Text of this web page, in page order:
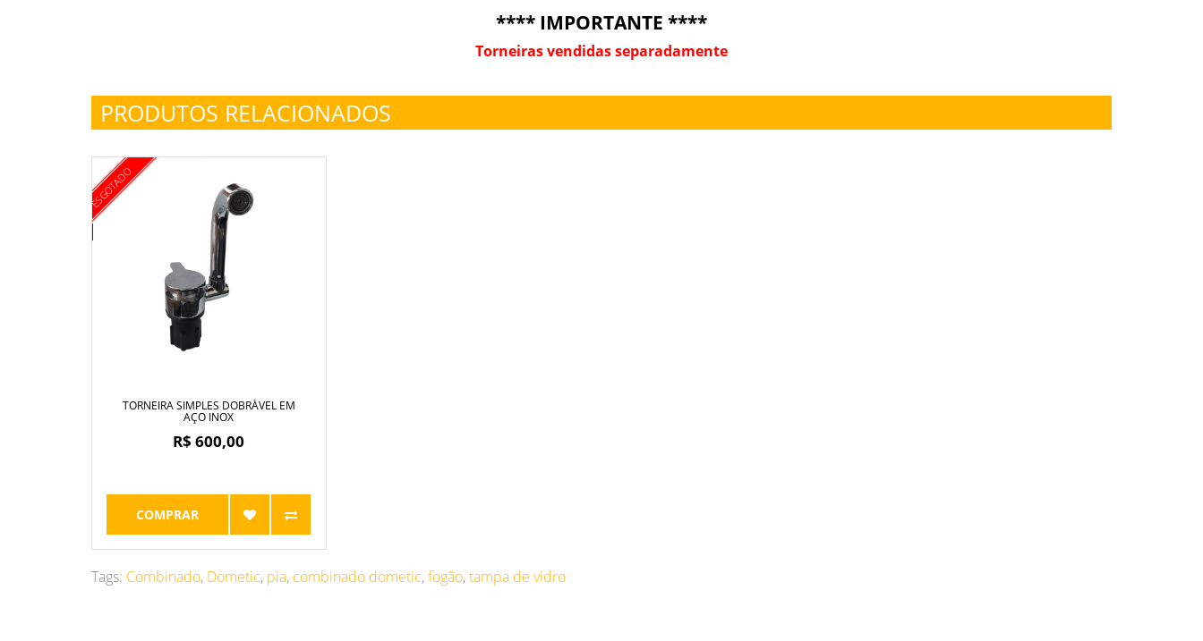
**** IMPORTANTE ****
Torneiras vendidas separadamente
PRODUTOS RELACIONADOS
ESGOTADO
TORNEIRA SIMPLES DOBRÁVEL EM
AÇO INOX
R$ 600,00
COMPRAR
Tags: Combinado, Dometic, pia, combinado dometic,fogão,tampa de vidro